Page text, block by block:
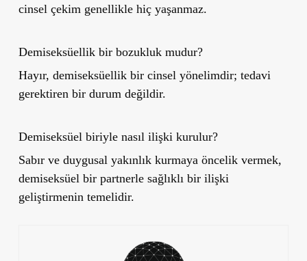
cinsel çekim genellikle hiç yaşanmaz.
Demiseksüellik bir bozukluk mudur?
Hayır, demiseksüellik bir cinsel yönelimdir; tedavi
gerektiren bir durum değildir.
Demiseksüel biriyle nasıl ilişki kurulur?
Sabır ve duygusal yakınlık kurmaya öncelik vermek,
demiseksüel bir partnerle sağlıklı bir ilişki
geliştirmenin temelidir.